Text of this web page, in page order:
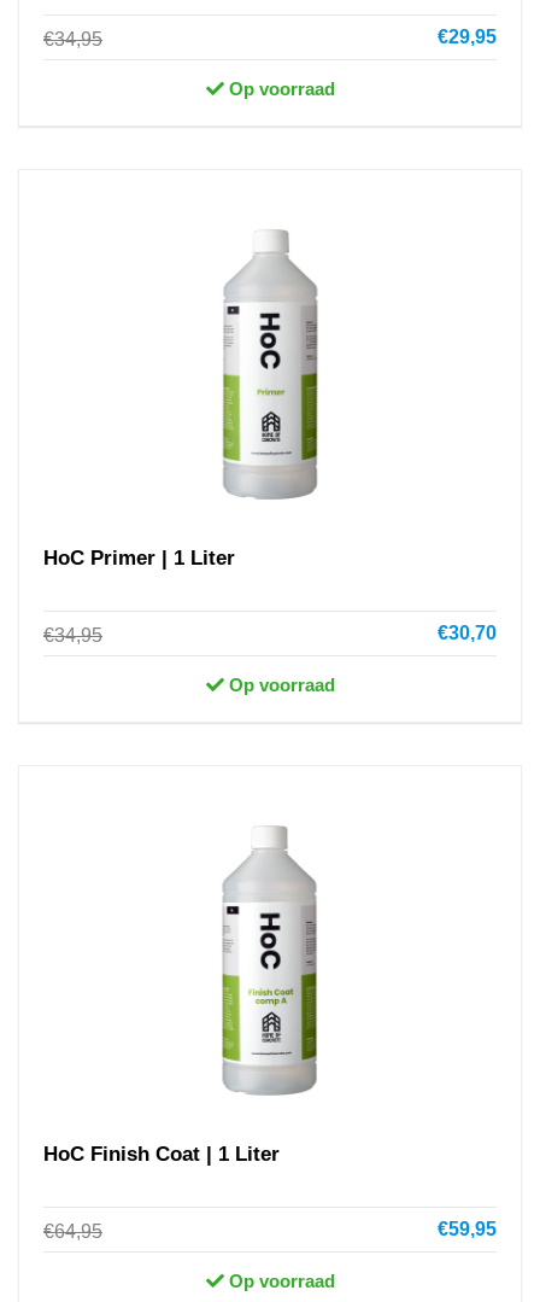
€34,95 €29,95
Op voorraad
HoC Primer | 1 Liter
€34,95 €30,70
Op voorraad
HoC Finish Coat | 1 Liter
€64,95 €59,95
Op voorraad